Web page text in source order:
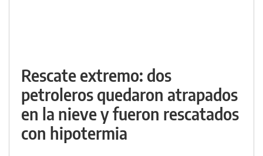
Rescate extremo: dos
petroleros quedaron atrapados
en la nieve y fueron rescatados
con hipotermia